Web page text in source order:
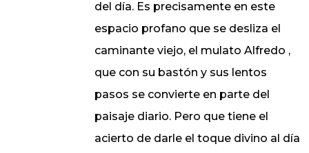
del día. Es precisamente en este
espacio profano que se desliza el
caminante viejo, el mulato Alfredo ,
que con su bastón y sus lentos
pasos se convierte en parte del
paisaje diario. Pero que tiene el
acierto de darle el toque divino al día